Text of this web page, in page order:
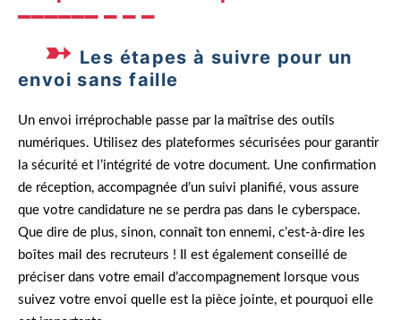
Les étapes à suivre pour un
envoi sans faille
Un envoi irréprochable passe par la maîtrise des outils
numériques. Utilisez des plateformes sécurisées pour garantir
la sécurité et l’intégrité de votre document. Une confirmation
de réception, accompagnée d’un suivi planifié, vous assure
que votre candidature ne se perdra pas dans le cyberspace.
Que dire de plus, sinon, connaît ton ennemi, c’est-à-dire les
boîtes mail des recruteurs ! Il est également conseillé de
préciser dans votre email d’accompagnement lorsque vous
suivez votre envoi quelle est la pièce jointe, et pourquoi elle